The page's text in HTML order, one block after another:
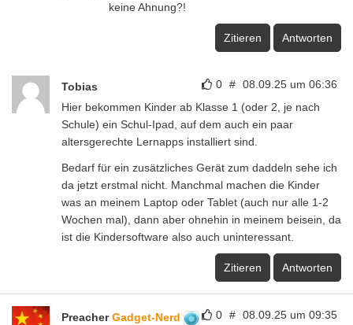
keine Ahnung?!
Zitieren Antworten
0 # 08.09.25 um 06:36
Tobias
Hier bekommen Kinder ab Klasse 1 (oder 2, je nach
Schule) ein Schul-Ipad, auf dem auch ein paar
altersgerechte Lernapps installiert sind.
Bedarf für ein zusätzliches Gerät zum daddeln sehe ich
da jetzt erstmal nicht. Manchmal machen die Kinder
was an meinem Laptop oder Tablet (auch nur alle 1-2
Wochen mal), dann aber ohnehin in meinem beisein, da
ist die Kindersoftware also auch uninteressant.
Zitieren Antworten
0 # 08.09.25 um 09:35
PreacherGadget-Nerd